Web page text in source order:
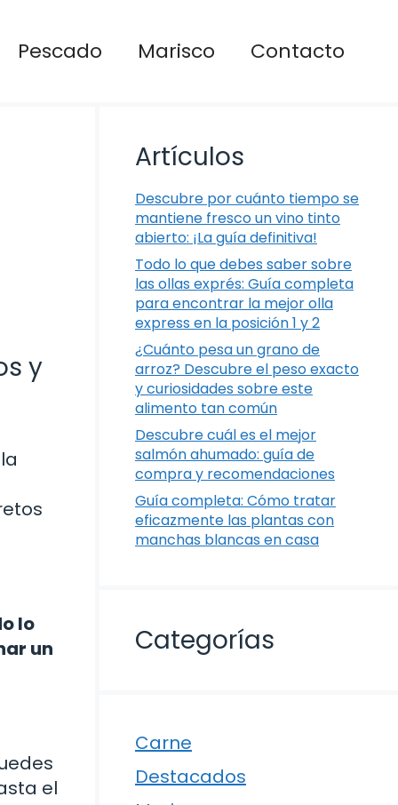
Pescado Marisco Contacto
y
lo
un
el
Artículos
Descubre por cuánto tiempo se
mantiene fresco un vino tinto
abierto: ¡La guía definitiva!
Todo lo que debes saber sobre
las ollas exprés: Guía completa
para encontrar la mejor olla
express en la posición 1 y 2
¿Cuánto pesa un grano de
arroz? Descubre el peso exacto
y curiosidades sobre este
alimento tan común
Descubre cuál es el mejor
salmón ahumado: guía de
compra y recomendaciones
Guía completa: Cómo tratar
eficazmente las plantas con
manchas blancas en casa
Categorías
Carne
Destacados